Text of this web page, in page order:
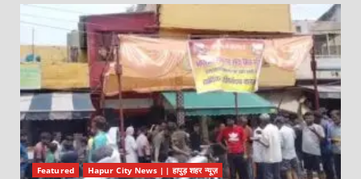
Featured Hapur City News || हापुड़ शहर न्यूज़